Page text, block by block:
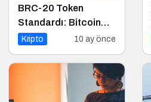
BRC-20 Token
Standardı: Bitcoin
Üzerindeki Deneysel
Kripto 10 ay önce